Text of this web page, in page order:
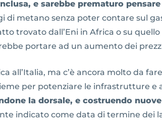
e sarebbe prematuro
metano senza poter contare sul
trovato dall’Eni in Africa o su
portare ad un aumento dei
all’Italia, ma c’è ancora molto da
per potenziare le infrastrutture e
la dorsale, e costruendo
indicato come data di termine dei